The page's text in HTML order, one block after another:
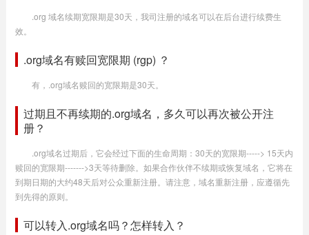
.org 域名续期宽限期是30天，我司注册的域名可以在后台进行续费生
效。
.org域名有赎回宽限期 (rgp) ？
有，.org域名赎回的宽限期是30天。
过期且不再续期的.org域名，多久可以再次被公开注
册？
.org域名过期后，它会经过下面的生命周期：30天的宽限期-----> 15天内
赎回的宽限期------->3天等待删除。如果合作伙伴不续期或恢复域名，它将在
到期日期的大约48天后对公众重新注册。请注意，域名重新注册，应遵循先
到先得的原则。
可以转入.org域名吗？怎样转入？